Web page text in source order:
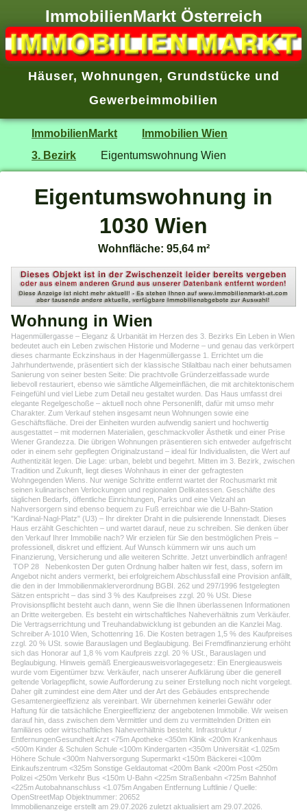
ImmobilienMarkt Österreich
Häuser, Wohnungen, Grundstücke und
Gewerbeimmobilien
ImmobilienMarkt
Immobilien Wien
3. Bezirk
Eigentumswohnung Wien
Eigentumswohnung in
1030 Wien
Wohnfläche: 95,64 m²
Wohnung in Wien
Hagenmüllergasse – Eleganz & Urbanität im Herzen des 3. Bezirks Ein Leben in Wien
bedeutet auch ein Leben zwischen Historie und Moderne – und genau das verkörpert
dieses charmante Eckzinshaus in der Hagenmüllergasse 1. Errichtet um die
Jahrhundertwende, präsentiert sich der klassische Stilaltbau nach einer behutsamen
Sanierung von seiner besten Seite: Die prachtvolle Gründerzeitfassade wurde
liebevoll restauriert, ebenso wie sämtliche Allgemeinflächen, die mit architektonischem
Feingefühl und viel Liebe zum Detail neu gestaltet wurden. Das Haus umfasst drei
elegante Regelgeschoße – aktuell noch ohne Personenlift, dafür mit umso mehr
Charakter. Zum Verkauf stehen insgesamt neun Wohnungen sowie eine
Geschäftsfläche. Drei der Einheiten wurden aufwendig saniert und hochwertig
ausgestattet – mit modernen Materialien, geschmackvoller Ästhetik und einer Prise
Wiener Grandezza. Die übrigen Wohnungen präsentieren sich entweder aufgefrischt
oder in einem sehr gepflegten Originalzustand – ideal für Individualisten, die Wert auf
Authentizität legen. Die Lage: urban, belebt und begehrt. Mitten im 3. Bezirk, zwischen
Tradition und Zukunft, liegt dieses Wohnhaus in einer der gefragtesten
Wohngegenden Wiens. Nur wenige Schritte entfernt wartet der Rochusmarkt mit
seinen kulinarischen Verlockungen und regionalen Delikatessen. Geschäfte des
täglichen Bedarfs, öffentliche Einrichtungen, Parks und eine Vielzahl an
Nahversorgern sind ebenso bequem zu Fuß erreichbar wie die U-Bahn-Station
"Kardinal-Nagl-Platz" (U3) – Ihr direkter Draht in die pulsierende Innenstadt. Dieses
Haus erzählt Geschichten – und wartet darauf, neue zu schreiben. Sie denken über
den Verkauf Ihrer Immobilie nach? Wir erzielen für Sie den bestmöglichen Preis –
professionell, diskret und effizient. Auf Wunsch kümmern wir uns auch um
Finanzierung, Versicherung und alle weiteren Schritte. Jetzt unverbindlich anfragen!
TOP 28 Nebenkosten Der guten Ordnung halber halten wir fest, dass, sofern im
Angebot nicht anders vermerkt, bei erfolgreichem Abschlussfall eine Provision anfällt,
die den in der Immobilienmaklerverordnung BGBI. 262 und 297/1996 festgelegten
Sätzen entspricht – das sind 3 % des Kaufpreises zzgl. 20 % USt. Diese
Provisionspflicht besteht auch dann, wenn Sie die Ihnen überlassenen Informationen
an Dritte weitergeben. Es besteht ein wirtschaftliches Naheverhältnis zum Verkäufer.
Die Vertragserrichtung und Treuhandabwicklung ist gebunden an die Kanzlei Mag.
Schreiber A-1010 Wien, Schottenring 16. Die Kosten betragen 1,5 % des Kaufpreises
zzgl. 20 % USt. sowie Barauslagen und Beglaubigung. Bei Fremdfinanzierung erhöht
sich das Honorar auf 1,8 % vom Kaufpreis zzgl. 20 % USt., Barauslagen und
Beglaubigung. Hinweis gemäß Energieausweisvorlagegesetz: Ein Energieausweis
wurde vom Eigentümer bzw. Verkäufer, nach unserer Aufklärung über die generell
geltende Vorlagepflicht, sowie Aufforderung zu seiner Erstellung noch nicht vorgelegt.
Daher gilt zumindest eine dem Alter und der Art des Gebäudes entsprechende
Gesamtenergieeffizienz als vereinbart. Wir übernehmen keinerlei Gewähr oder
Haftung für die tatsächliche Energieeffizienz der angebotenen Immobilie. Wir weisen
darauf hin, dass zwischen dem Vermittler und dem zu vermittelnden Dritten ein
familiäres oder wirtschaftliches Naheverhältnis besteht. Infrastruktur /
EntfernungenGesundheit Arzt <75m Apotheke <350m Klinik <200m Krankenhaus
<500m Kinder & Schulen Schule <100m Kindergarten <350m Universität <1.025m
Höhere Schule <300m Nahversorgung Supermarkt <150m Bäckerei <100m
Einkaufszentrum <325m Sonstige Geldautomat <200m Bank <200m Post <250m
Polizei <250m Verkehr Bus <150m U-Bahn <225m Straßenbahn <725m Bahnhof
<225m Autobahnanschluss <1.075m Angaben Entfernung Luftlinie / Quelle:
OpenStreetMap Objektnummer: 20652
Immobilienanzeige erstellt am 29.07.2026 zuletzt aktualisiert am 29.07.2026.